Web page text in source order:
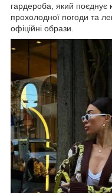
гардероба, який поєднує
прохолодної погоди та
офіційні образи.